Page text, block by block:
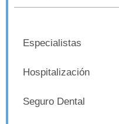
Especialistas
Hospitalización
Seguro Dental